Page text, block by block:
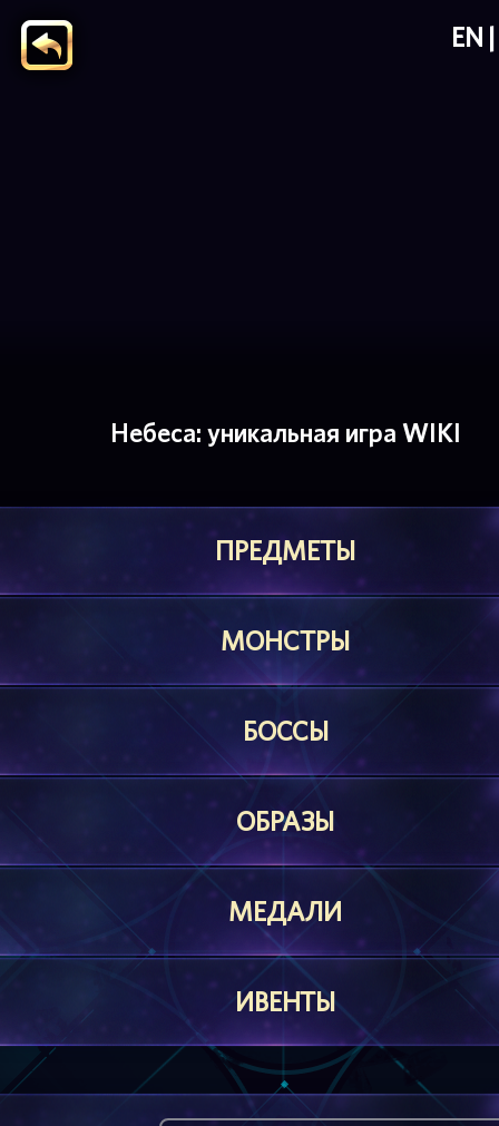
EN
Небеса: уникальная игра WIKI
ПРЕДМЕТЫ
МОНСТРЫ
БОССЫ
ОБРАЗЫ
МЕДАЛИ
ИВЕНТЫ